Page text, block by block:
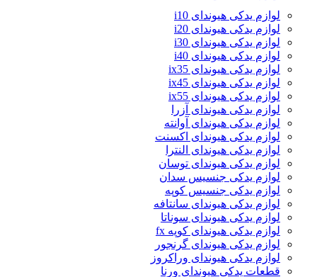
لوازم یدکی هیوندای i10
لوازم یدکی هیوندای i20
لوازم یدکی هیوندای i30
لوازم یدکی هیوندای i40
لوازم یدکی هیوندای ix35
لوازم یدکی هیوندای ix45
لوازم یدکی هیوندای ix55
لوازم یدکی هیوندای آزرا
لوازم یدکی هیوندای آوانته
لوازم یدکی هیوندای اکسنت
لوازم یدکی هیوندای النترا
لوازم یدکی هیوندای توسان
لوازم یدکی جنسیس سدان
لوازم یدکی جنسیس کوپه
لوازم یدکی هیوندای سانتافه
لوازم یدکی هیوندای سوناتا
لوازم یدکی هیوندای کوپه fx
لوازم یدکی هیوندای گرنجور
لوازم یدکی هیوندای وراکروز
قطعات یدکی هیوندای ورنا